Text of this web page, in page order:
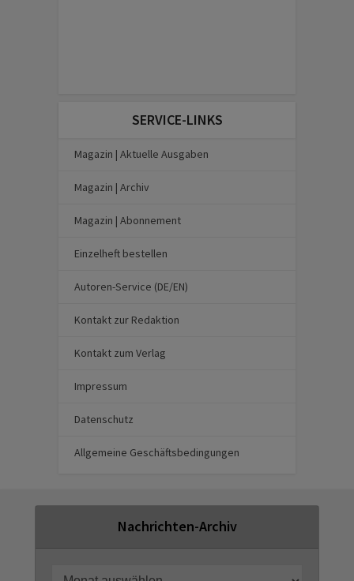
SERVICE-LINKS
Magazin | Aktuelle Ausgaben
Magazin | Archiv
Magazin | Abonnement
Einzelheft bestellen
Autoren-Service (DE/EN)
Kontakt zur Redaktion
Kontakt zum Verlag
Impressum
Datenschutz
Allgemeine Geschäftsbedingungen
Nachrichten-Archiv